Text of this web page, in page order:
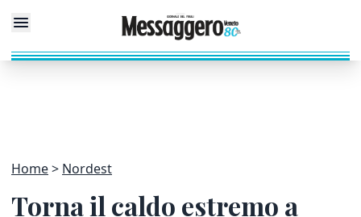
Home Nordest
Torna il caldo estremo a